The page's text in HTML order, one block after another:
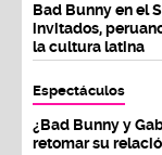
Bad Bunny en el
invitados,
la cultura latina
Espectáculos
¿Bad Bunny y
retomar su